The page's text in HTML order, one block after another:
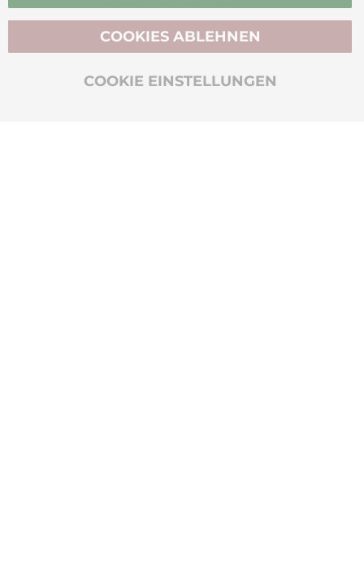
BIO-ZERTIFIZIERT
COOKIE EINSTELLUNGEN
COOKIES ABLEHNEN